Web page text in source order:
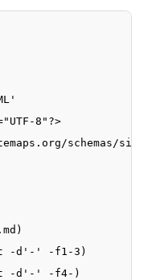
8"?>
schemas/
-d'-' -f1-3)
-d'-' -f4-)